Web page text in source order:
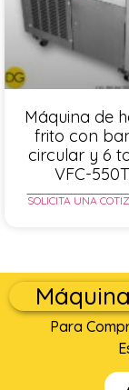
Máquina de
frito con
circular y 6
VFC-
SOLICITA UNA
Para